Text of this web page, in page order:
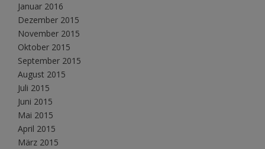
Januar 2016
Dezember 2015
November 2015
Oktober 2015
September 2015
August 2015
Juli 2015
Juni 2015
Mai 2015
April 2015
März 2015